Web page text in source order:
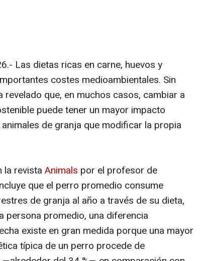
Las dietas ricas en carne, huevos y
costes medioambientales. Sin
revelado que, en muchos casos, cambiar a
puede tener un mayor impacto
de granja que modificar la propia
la revista Animals por el profesor de
que el perro promedio consume
de granja al año a través de su dieta,
persona promedio, una diferencia
existe en gran medida porque una mayor
típica de un perro procede de